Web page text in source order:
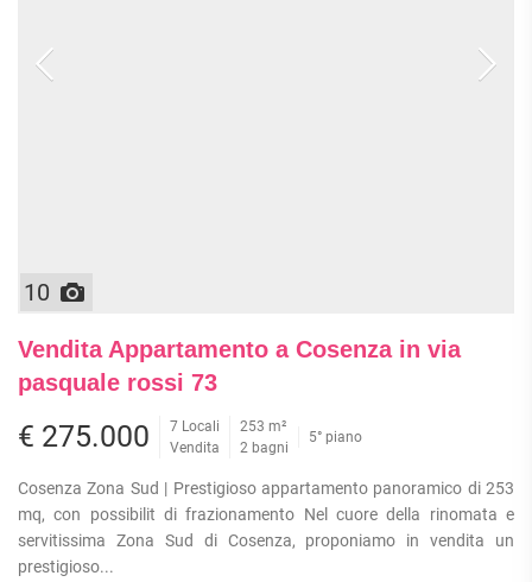
10
Vendita Appartamento a Cosenza in via
pasquale rossi 73
€ 275.000
7 Locali
Vendita
253 m²
2 bagni
5° piano
Cosenza Zona Sud | Prestigioso appartamento panoramico di 253
mq, con possibilit di frazionamento Nel cuore della rinomata e
servitissima Zona Sud di Cosenza, proponiamo in vendita un
prestigioso...